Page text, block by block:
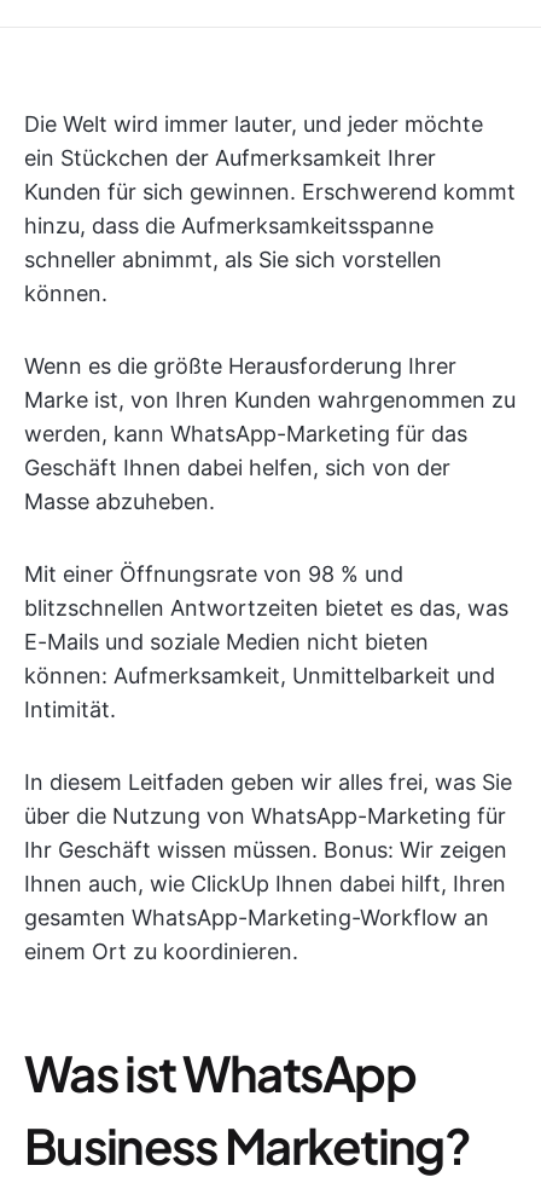
Die Welt wird immer lauter, und jeder möchte
ein Stückchen der Aufmerksamkeit Ihrer
Kunden für sich gewinnen. Erschwerend kommt
hinzu, dass die Aufmerksamkeitsspanne
schneller abnimmt, als Sie sich vorstellen
können.
Wenn es die größte Herausforderung Ihrer
Marke ist, von Ihren Kunden wahrgenommen zu
werden, kann WhatsApp-Marketing für das
Geschäft Ihnen dabei helfen, sich von der
Masse abzuheben.
Mit einer Öffnungsrate von 98 % und
blitzschnellen Antwortzeiten bietet es das, was
E-Mails und soziale Medien nicht bieten
können: Aufmerksamkeit, Unmittelbarkeit und
Intimität.
In diesem Leitfaden geben wir alles frei, was Sie
über die Nutzung von WhatsApp-Marketing für
Ihr Geschäft wissen müssen. Bonus: Wir zeigen
Ihnen auch, wie ClickUp Ihnen dabei hilft, Ihren
gesamten WhatsApp-Marketing-Workflow an
einem Ort zu koordinieren.
Was ist WhatsApp
Business Marketing?